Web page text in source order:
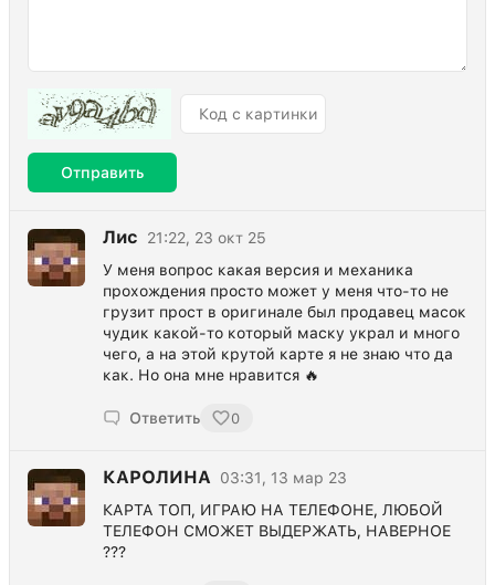
Отправить
Лис
21:22, 23 окт 25
У меня вопрос какая версия и механика
прохождения просто может у меня что-то не
грузит прост в оригинале был продавец масок
чудик какой-то который маску украл и много
чего, а на этой крутой карте я не знаю что да
как. Но она мне нравится 🔥
Ответить 0
КАРОЛИНА
03:31, 13 мар 23
КАРТА ТОП, ИГРАЮ НА ТЕЛЕФОНЕ, ЛЮБОЙ
ТЕЛЕФОН СМОЖЕТ ВЫДЕРЖАТЬ, НАВЕРНОЕ
???